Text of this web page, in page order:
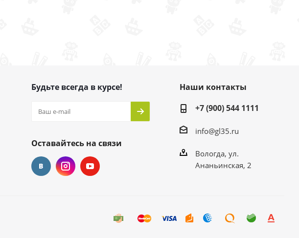
Будьте всегда в курсе!
Оставайтесь на связи
Наши контакты
+7 (900) 544 1111
info@gl35.ru
Вологда, ул.
Ананьинская, 2